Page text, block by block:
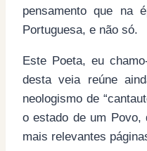
pensamento que na
Portuguesa, e não só.
Este Poeta, eu
desta veia reúne
neologismo de
o estado de um Povo,
mais relevantes